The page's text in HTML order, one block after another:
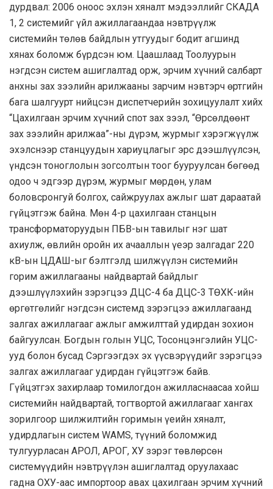
дурдвал: 2006 оноос эхлэн хяналт мэдээллийг СКАДА
1, 2 системийг үйл ажиллагаандаа нэвтрүүлж
системийн төлөв байдлын утгуудыг бодит агшинд
хянах боломж бүрдсэн юм. Цаашлаад Тоолуурын
нэгдсэн систем ашиглалтад орж, эрчим хүчний салбарт
анхны зах зээлийн арилжааны зарчим нэвтэрч өртгийн
бага шалгуурт нийцсэн диспетчерийн зохицуулалт хийх
“Цахилгаан эрчим хүчний спот зах зээл, “Өрсөлдөөнт
зах зээлийн арилжаа”-ны дүрэм, журмыг хэрэгжүүлж
эхэлснээр станцуудын хариуцлагыг эрс дээшлүүлсэн,
үндсэн тоноглолын зогсолтын тоог бууруулсан бөгөөд
одоо ч эдгээр дүрэм, журмыг мөрдөн, улам
боловсронгуй болгох, сайжруулах ажлыг шат дараатай
гүйцэтгэж байна. Мөн 4-р цахилгаан станцын
трансформаторуудын ПБВ-ын тавилыг нэг шат
ахиулж, өвлийн оройн их ачааллын үеэр залгадаг 220
кВ-ын ЦДАШ-ыг бэлтгэлд шилжүүлэн системийн
горим ажиллагааны найдвартай байдлыг
дээшлүүлэхийн зэрэгцээ ДЦС-4 ба ДЦС-3 ТӨХК-ийн
өргөтгөлийг нэгдсэн системд зэрэгцээ ажиллагаанд
залгах ажиллагааг ажлыг амжилттай удирдан зохион
байгуулсан. Богдын голын УЦС, Тосонцэнгэлийн УЦС-
ууд болон бусад Сэргээгдэх эх үүсвэрүүдийг зэрэгцээ
залгах ажиллагааг удирдан гүйцэтгэж байв.
Гүйцэтгэх захирлаар томилогдон ажилласнаасаа хойш
системийн найдвартай, тогтвортой ажиллагааг хангах
зорилгоор шилжилтийн горимын үеийн хяналт,
удирдлагын систем WAMS, түүний боломжид
тулгуурласан АРОЛ, АРОГ, ХУ зэрэг төвлөрсөн
системүүдийн нэвтрүүлэн ашиглалтад оруулахаас
гадна ОХУ-аас импортоор авах цахилгаан эрчим хүчний